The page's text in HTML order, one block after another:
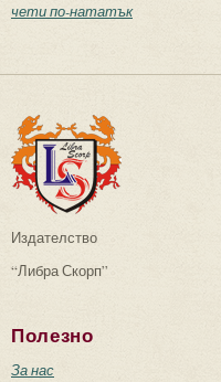
чети по-нататък
Издателство
“Либра Скорп”
Полезно
За нас